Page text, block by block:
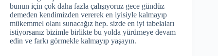
bunun için çok daha fazla çalışıyoruz gece gündüz
demeden kendimizden vererek en iyisiyle kalmayıp
mükemmel olanı sunacağız hep. sizde en iyi tabelaları
istiyorsanız bizimle birlikte bu yolda yürümeye devam
edin ve farkı görmekle kalmayıp yaşayın.